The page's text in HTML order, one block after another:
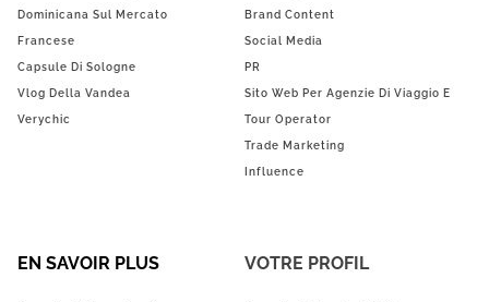
Dominicana Sul Mercato
Francese
Capsule Di Sologne
Vlog Della Vandea
Verychic
Brand Content
Social Media
PR
Sito Web Per Agenzie Di Viaggio E
Tour Operator
Trade Marketing
Influence
EN SAVOIR PLUS VOTRE PROFIL